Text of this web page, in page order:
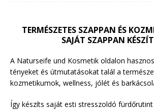
TERMÉSZETES SZAPPAN ÉS
SAJÁT SZAPPAN
A Naturseife und Kosmetik oldalon
tényeket és útmutatásokat talál a
kozmetikumok, wellness, jólét és
Így készíts saját esti stresszoldó